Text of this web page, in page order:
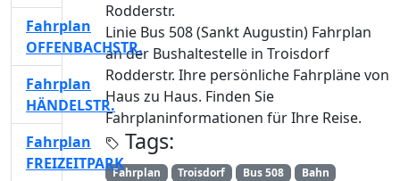
Rodderstr.
Linie Bus 508 (Sankt Augustin) Fahrplan
an der Bushaltestelle in Troisdorf
Rodderstr. Ihre persönliche Fahrpläne von
Haus zu Haus. Finden Sie
Fahrplaninformationen für Ihre Reise.
Tags:
Fahrplan Troisdorf Bus 508
Bahn
Fahrplan
OFFENBACHSTR.
Fahrplan
HÄNDELSTR.
Fahrplan
FREIZEITPARK